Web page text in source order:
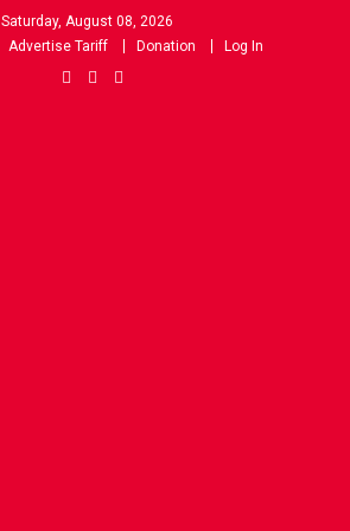
Saturday, August 08, 2026
Advertise Tariff Donation Log In